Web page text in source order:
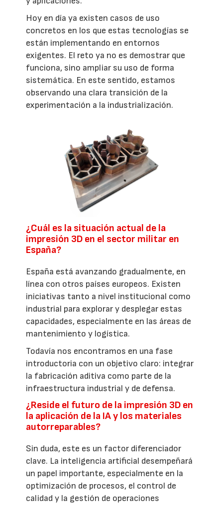
Hoy en día ya existen casos de uso
concretos en los que estas tecnologías se
están implementando en entornos
exigentes. El reto ya no es demostrar que
funciona, sino ampliar su uso de forma
sistemática. En este sentido, estamos
observando una clara transición de la
experimentación a la industrialización.
¿Cuál es la situación actual de la
impresión 3D en el sector militar en
España?
España está avanzando gradualmente, en
línea con otros países europeos. Existen
iniciativas tanto a nivel institucional como
industrial para explorar y desplegar estas
capacidades, especialmente en las áreas de
mantenimiento y logística.
Todavía nos encontramos en una fase
introductoria con un objetivo claro: integrar
la fabricación aditiva como parte de la
infraestructura industrial y de defensa.
¿Reside el futuro de la impresión 3D en
la aplicación de la IA y los materiales
autorreparables?
Sin duda, este es un factor diferenciador
clave. La inteligencia artificial desempeñará
un papel importante, especialmente en la
optimización de procesos, el control de
calidad y la gestión de operaciones